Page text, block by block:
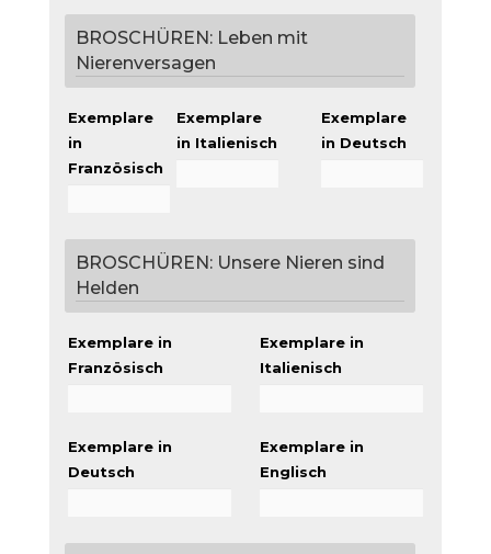
BROSCHÜREN: Leben mit
Nierenversagen
Exemplare
in
Französisch
Exemplare
in Italienisch
Exemplare
in Deutsch
BROSCHÜREN: Unsere Nieren sind
Helden
Exemplare in
Französisch
Exemplare in
Italienisch
Exemplare in
Deutsch
Exemplare in
Englisch